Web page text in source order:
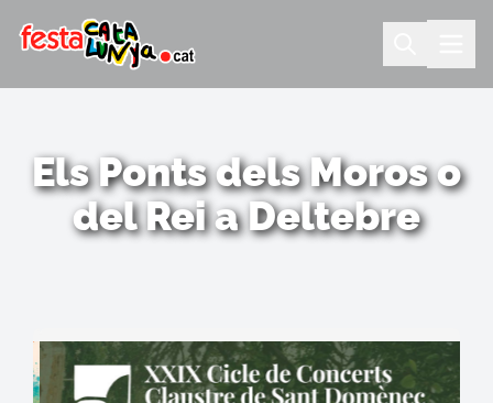
Els Ponts dels Moros o
del Rei a Deltebre